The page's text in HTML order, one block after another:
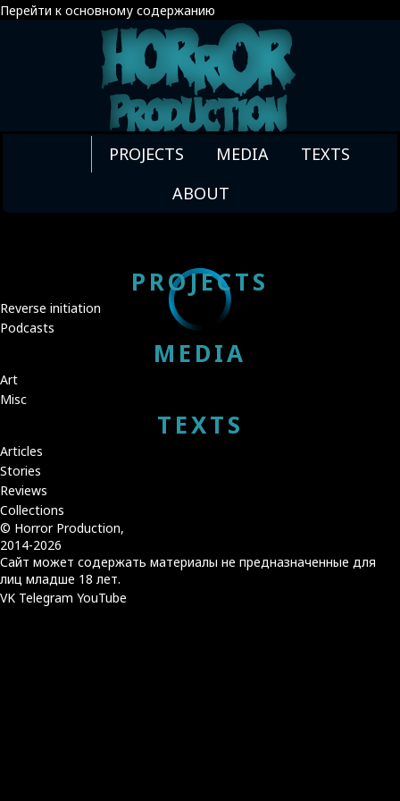
Перейти к основному содержанию
PROJECTS MEDIA
TEXTS
ABOUT
ТЕАТРАЛЬНОЕ
ИСКУССТВО
COMMEDIA
DELL'ARTE -
PROJECTS
Reverse initiation
Podcasts
MEDIA
Art
Misc
TEXTS
Articles
Stories
Reviews
Collections
© Horror Production,
2014-2026
Сайт может содержать материалы не предназначенные для
лиц младше 18 лет.
VK Telegram YouTube